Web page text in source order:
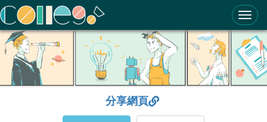
ColleGo! 大學選才與高中育才輔助系統
分享網頁